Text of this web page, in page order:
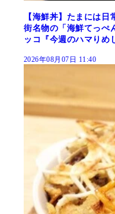
【海鮮丼】たまには
街名物の「海鮮てっぺ
ッコ『今週のハマりめ
2026年08月07日 11:40